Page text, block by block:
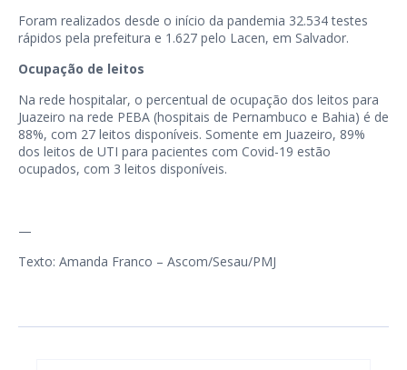
Foram realizados desde o início da pandemia 32.534 testes
rápidos pela prefeitura e 1.627 pelo Lacen, em Salvador.
Ocupação de leitos
Na rede hospitalar, o percentual de ocupação dos leitos para
Juazeiro na rede PEBA (hospitais de Pernambuco e Bahia) é de
88%, com 27 leitos disponíveis. Somente em Juazeiro, 89%
dos leitos de UTI para pacientes com Covid-19 estão
ocupados, com 3 leitos disponíveis.
—
Texto: Amanda Franco – Ascom/Sesau/PMJ